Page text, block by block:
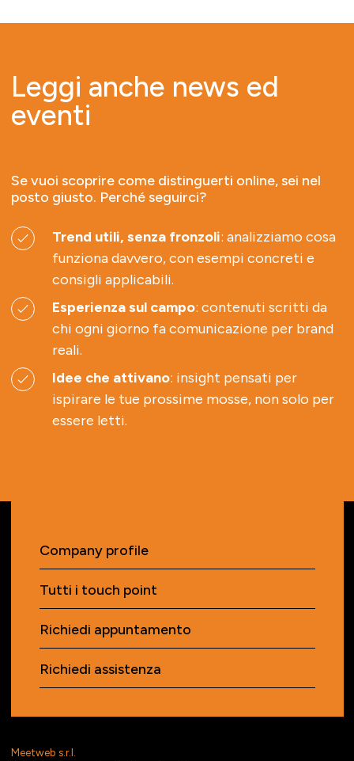
Leggi anche news ed
eventi
Se vuoi scoprire come distinguerti online, sei nel
posto giusto. Perché seguirci?
Trend utili, senza fronzoli: analizziamo cosa
funziona davvero, con esempi concreti e
consigli applicabili.
Esperienza sul campo: contenuti scritti da
chi ogni giorno fa comunicazione per brand
reali.
Idee che attivano: insight pensati per
ispirare le tue prossime mosse, non solo per
essere letti.
Meetweb s.r.l.
Company profile
Tutti i touch point
Richiedi appuntamento
Richiedi assistenza